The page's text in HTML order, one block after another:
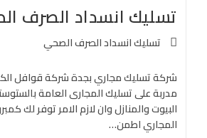
تسليك انسداد الصرف
تسليك انسداد الصرف الصحي
شركة تسليك مجاري بجدة شركة قوافل
مدربة على تسليك المجارى العامة
البيوت والمنازل وان لازم الامر توفر لك
المجاري اطمن…